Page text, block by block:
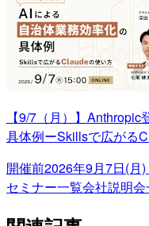
【9/7（月）】
具体例ーSkillsで広がる
開催前2026年9月7日(月)
セミナー一覧会社説明会